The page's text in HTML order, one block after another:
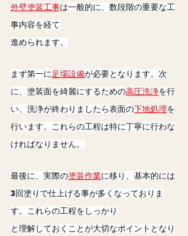
外壁塗装工事は一般的に、数段階の重要な工
事内容を経て
進められます。
まず第一に 足場設備が必要となります。次
に、塗装面を綺麗にするための高圧洗浄を行
い、洗浄が終わりましたら表面の下地処理を
行います。これらの工程は特に丁寧に行わな
ければなりません。
最後に、実際の塗装作業に移り、基本的には
3回塗りで仕上げる事が多くなっておりま
す。これらの工程をしっかり
と理解しておくことが大切なポイントとなり